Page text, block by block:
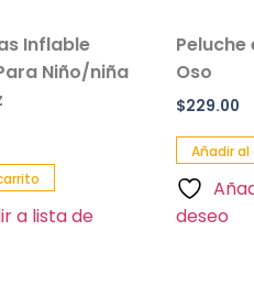
Inflable
Niño/niña
a lista de
Peluche
Oso
$229.00
Añadir al
deseo